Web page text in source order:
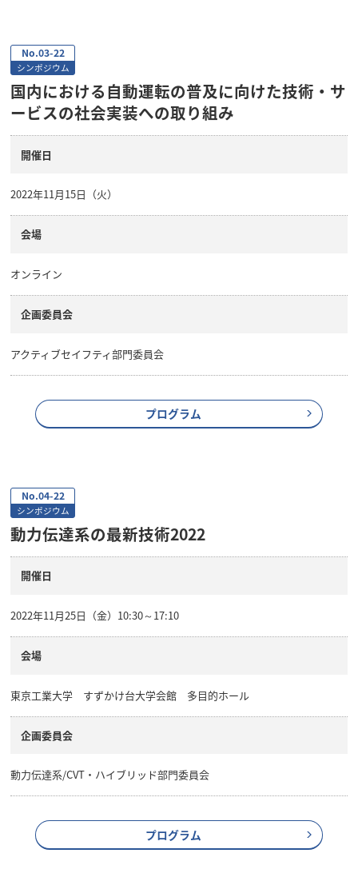
No.03-22
シンポジウム
国内における自動運転の普及に向けた技術・サ
ービスの社会実装への取り組み
開催日
2022年11月15日（火）
会場
オンライン
企画委員会
アクティブセイフティ部門委員会
プログラム
No.04-22
シンポジウム
動力伝達系の最新技術2022
開催日
2022年11月25日（金）10:30～17:10
会場
東京工業大学 すずかけ台大学会館 多目的ホール
企画委員会
動力伝達系/CVT・ハイブリッド部門委員会
プログラム